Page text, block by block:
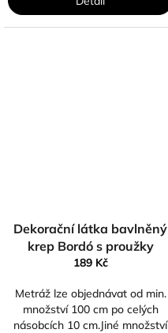
Dekorační látka bavlněný
krep Bordó s proužky
189 Kč
Metráž lze objednávat od min.
množství 100 cm po celých
násobcích 10 cm.Jiné množství